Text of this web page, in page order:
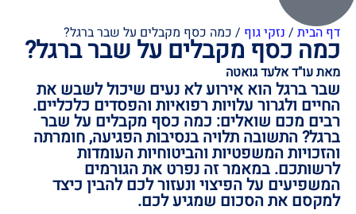
דף הבית / נזקי גוף / כמה כסף מקבלים על שבר ברגל?
כמה כסף מקבלים על שבר ברגל?
מאת עו"ד אלעד גואטה
שבר ברגל הוא אירוע לא נעים שיכול לשבש את
החיים ולגרור עלויות רפואיות והפסדים כלכליים.
רבים מכם שואלים: כמה כסף מקבלים על שבר
ברגל? התשובה תלויה בנסיבות הפגיעה, חומרתה
והזכויות המשפטיות והביטוחיות העומדות
לרשותכם. במאמר זה נפרט את הגורמים
המשפיעים על הפיצוי ונעזור לכם להבין כיצד
למקסם את הסכום שמגיע לכם.